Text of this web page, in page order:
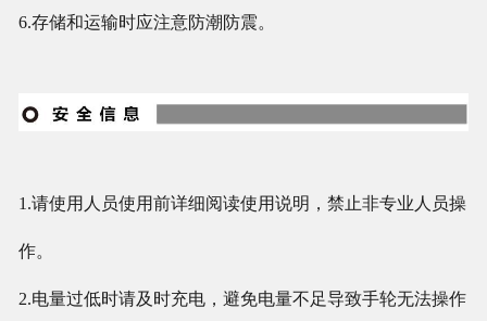
6.存储和运输时应注意防潮防震。
1.请使用人员使用前详细阅读使用说明，禁止非专业人员操
作。
2.电量过低时请及时充电，避免电量不足导致手轮无法操作